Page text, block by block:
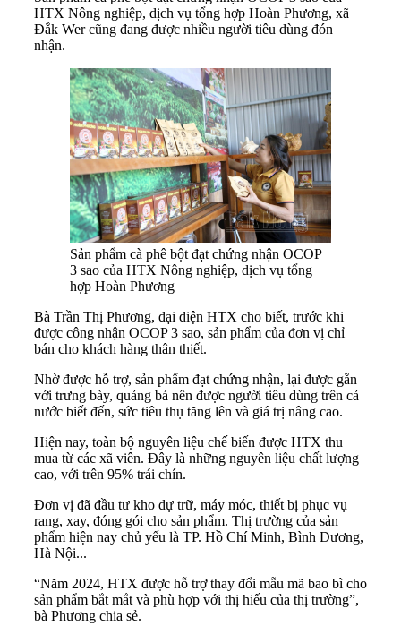
HTX Nông nghiệp, dịch vụ tổng hợp Hoàn Phương, xã
Đắk Wer cũng đang được nhiều người tiêu dùng đón
nhận.
Sản phẩm cà phê bột đạt chứng nhận OCOP
3 sao của HTX Nông nghiệp, dịch vụ tổng
hợp Hoàn Phương
Bà Trần Thị Phương, đại diện HTX cho biết, trước khi
được công nhận OCOP 3 sao, sản phẩm của đơn vị chỉ
bán cho khách hàng thân thiết.
Nhờ được hỗ trợ, sản phẩm đạt chứng nhận, lại được gắn
với trưng bày, quảng bá nên được người tiêu dùng trên cả
nước biết đến, sức tiêu thụ tăng lên và giá trị nâng cao.
Hiện nay, toàn bộ nguyên liệu chế biến được HTX thu
mua từ các xã viên. Đây là những nguyên liệu chất lượng
cao, với trên 95% trái chín.
Đơn vị đã đầu tư kho dự trữ, máy móc, thiết bị phục vụ
rang, xay, đóng gói cho sản phẩm. Thị trường của sản
phẩm hiện nay chủ yếu là TP. Hồ Chí Minh, Bình Dương,
Hà Nội...
“Năm 2024, HTX được hỗ trợ thay đổi mẫu mã bao bì cho
sản phẩm bắt mắt và phù hợp với thị hiếu của thị trường”,
bà Phương chia sẻ.